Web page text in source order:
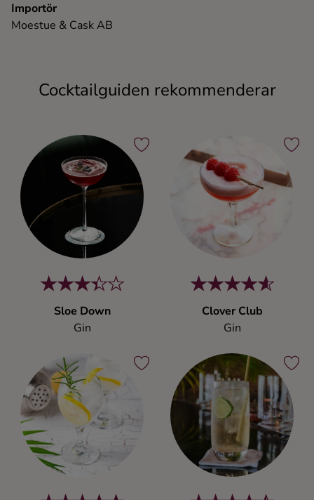
Importör
Moestue & Cask AB
Cocktailguiden rekommenderar
Sloe Down
Gin
Clover Club
Gin